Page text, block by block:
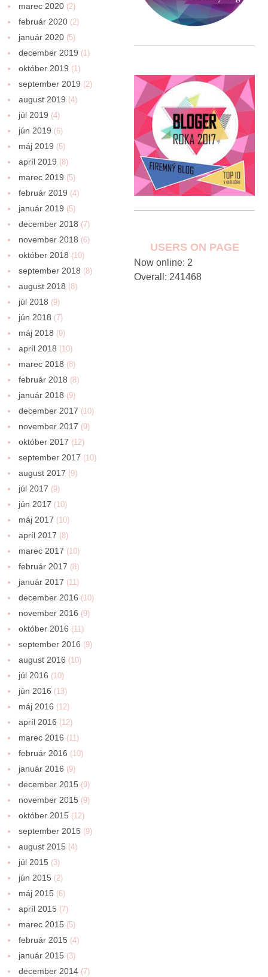
marec 2020 (2)
február 2020 (2)
január 2020 (5)
december 2019 (1)
október 2019 (1)
september 2019 (2)
august 2019 (4)
júl 2019 (4)
jún 2019 (6)
máj 2019 (5)
apríl 2019 (8)
marec 2019 (5)
február 2019 (4)
január 2019 (5)
december 2018 (7)
november 2018 (6)
október 2018 (10)
september 2018 (8)
august 2018 (8)
júl 2018 (9)
jún 2018 (7)
máj 2018 (9)
apríl 2018 (10)
marec 2018 (8)
február 2018 (8)
január 2018 (9)
december 2017 (10)
november 2017 (9)
október 2017 (12)
september 2017 (10)
august 2017 (9)
júl 2017 (9)
jún 2017 (10)
máj 2017 (10)
apríl 2017 (8)
marec 2017 (10)
február 2017 (8)
január 2017 (11)
december 2016 (10)
november 2016 (9)
október 2016 (11)
september 2016 (9)
august 2016 (10)
júl 2016 (10)
jún 2016 (13)
máj 2016 (12)
apríl 2016 (12)
marec 2016 (11)
február 2016 (10)
január 2016 (9)
december 2015 (9)
november 2015 (9)
október 2015 (12)
september 2015 (9)
august 2015 (4)
júl 2015 (3)
jún 2015 (2)
máj 2015 (6)
apríl 2015 (7)
marec 2015 (5)
február 2015 (4)
január 2015 (3)
december 2014 (7)
USERS ON PAGE
Now online: 2
Overall: 241468